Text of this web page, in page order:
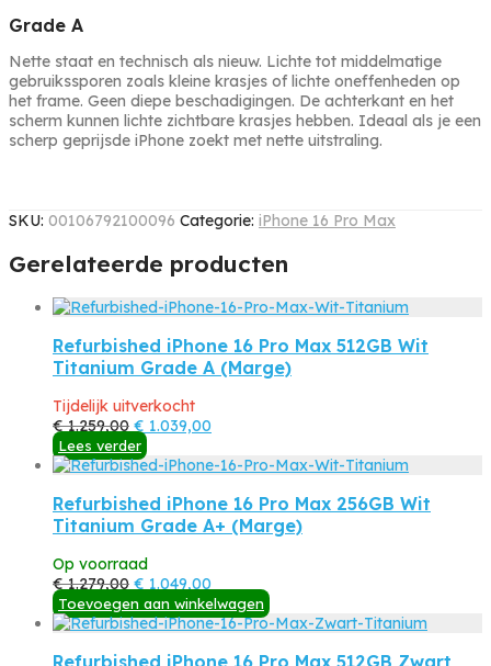
Grade A
Nette staat en technisch als nieuw. Lichte tot middelmatige
gebruikssporen zoals kleine krasjes of lichte oneffenheden op
het frame. Geen diepe beschadigingen. De achterkant en het
scherm kunnen lichte zichtbare krasjes hebben. Ideaal als je een
scherp geprijsde iPhone zoekt met nette uitstraling.
SKU: 00106792100096 Categorie: iPhone 16 Pro Max
Gerelateerde producten
Refurbished iPhone 16 Pro Max 512GB Wit
Titanium Grade A (Marge)
Tijdelijk uitverkocht
€1.259,00 Oorspronkelijke
prijs
was:
€ 1.039,00
is:
Lees verder
Refurbished iPhone 16 Pro Max 256GB Wit
Titanium Grade A+ (Marge)
Op voorraad
€1.279,00 Oorspronkelijke
prijs
was:
€ 1.049,00
prijs
is:
Toevoegen aan winkelwagen
Refurbished iPhone 16 Pro Max 512GB Zwart